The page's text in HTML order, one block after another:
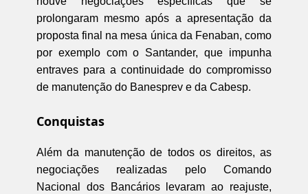
prolongaram mesmo após a apresentação da
proposta final na mesa única da Fenaban, como
por exemplo com o Santander, que impunha
entraves para a continuidade do compromisso
de manutenção do Banesprev e da Cabesp.
Conquistas
Além da manutenção de todos os direitos, as
negociações realizadas pelo Comando
Nacional dos Bancários levaram ao reajuste,